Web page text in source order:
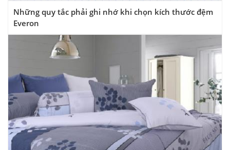
Những quy tắc phải ghi nhớ khi chọn kích thước đệm
Everon